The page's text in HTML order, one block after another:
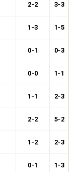
2-2 3-3
1-3 1-5
0-1 0-3
0-0 1-1
1-1 2-3
2-2 5-2
1-2 2-3
0-1 1-3